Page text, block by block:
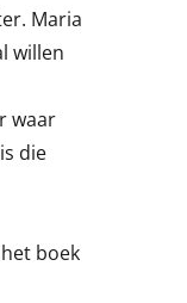
Maria
willen
waar
die
boek